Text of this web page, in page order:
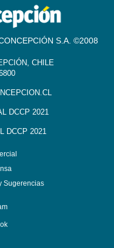
S.A. ©2008
CHILE
DCCP 2021
DCCP 2021
Sugerencias